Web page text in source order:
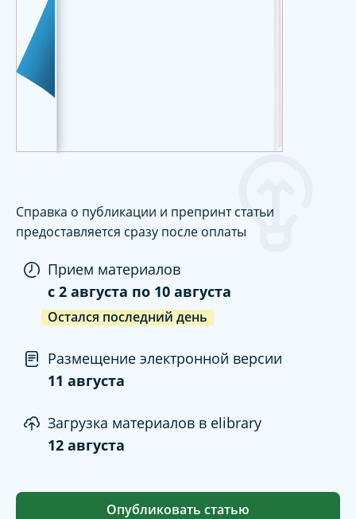
Справка о публикации и препринт статьи
предоставляется сразу после оплаты
Прием материалов
c 2 августа по 10 августа
Остался последний день
Размещение электронной версии
11 августа
Загрузка материалов в elibrary
12 августа
Опубликовать статью